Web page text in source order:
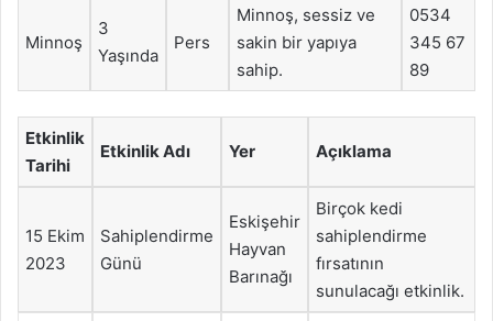
Minnoş
3
Yaşında
Pers
Minnoş, sessiz ve
sakin bir yapıya
sahip.
0534
345 67
89
Etkinlik
Tarihi
Etkinlik Adı Yer Açıklama
15 Ekim
2023
Sahiplendirme
Günü
Eskişehir
Hayvan
Barınağı
Birçok kedi
sahiplendirme
fırsatının
sunulacağı etkinlik.